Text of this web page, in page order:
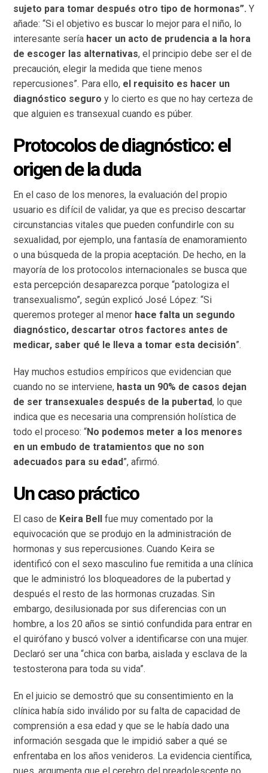
sujeto para tomar después otro tipo de hormonas”.Y
añade: “Si el objetivo es buscar lo mejor para el niño, lo
interesante sería hacer un acto de prudencia a la hora
de escoger las alternativas, el principio debe ser el de
precaución, elegir la medida que tiene menos
repercusiones”. Para ello, el requisito es hacer un
diagnóstico seguro y lo cierto es que no hay certeza de
que alguien es transexual cuando es púber.
Protocolos de diagnóstico: el
origen de la duda
En el caso de los menores, la evaluación del propio
usuario es difícil de validar, ya que es preciso descartar
circunstancias vitales que pueden confundirle con su
sexualidad, por ejemplo, una fantasía de enamoramiento
o una búsqueda de la propia aceptación. De hecho, en la
mayoría de los protocolos internacionales se busca que
esta percepción desaparezca porque “patologiza el
transexualismo”, según explicó José López: “Si
queremos proteger al menor hace falta un segundo
diagnóstico, descartar otros factores antes de
medicar, saber qué le lleva a tomar esta decisión”.
Hay muchos estudios empíricos que evidencian que
cuando no se interviene, hasta un 90% de casos dejan
de ser transexuales después de la pubertad, lo que
indica que es necesaria una comprensión holística de
todo el proceso: “No podemos meter a los menores
en un embudo de tratamientos que no son
adecuados para su edad”, afirmó.
Un caso práctico
El caso de Keira Bell fue muy comentado por la
equivocación que se produjo en la administración de
hormonas y sus repercusiones. Cuando Keira se
identificó con el sexo masculino fue remitida a una clínica
que le administró los bloqueadores de la pubertad y
después el resto de las hormonas cruzadas. Sin
embargo, desilusionada por sus diferencias con un
hombre, a los 20 años se sintió confundida para entrar en
el quirófano y buscó volver a identificarse con una mujer.
Declaró ser una “chica con barba, aislada y esclava de la
testosterona para toda su vida”.
En el juicio se demostró que su consentimiento en la
clínica había sido inválido por su falta de capacidad de
comprensión a esa edad y que se le había dado una
información sesgada que le impidió saber a qué se
enfrentaba en los años venideros. La evidencia científica,